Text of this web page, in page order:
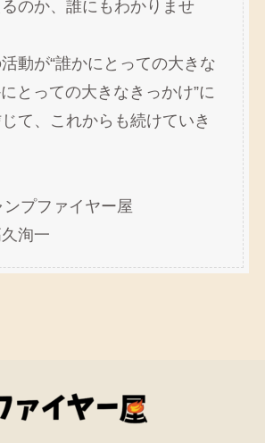
のか、誰にもわかりませ
動が“誰かにとっての大きな
とっての大きなきっかけ”に
て、これからも続けていき
プファイヤー屋
洵一